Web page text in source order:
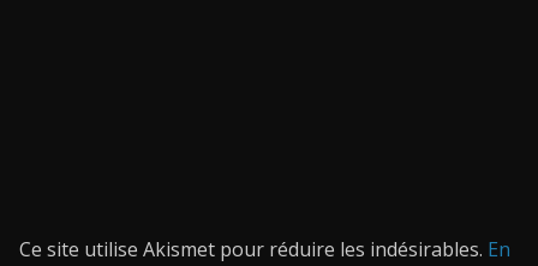
Ce site utilise Akismet pour réduire les indésirables. En